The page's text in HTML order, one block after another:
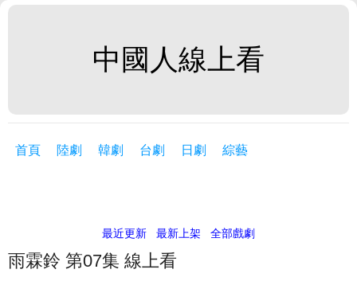
中國人線上看
首頁 陸劇 韓劇 台劇 日劇 綜藝
最近更新 最新上架 全部戲劇
雨霖鈴 第07集 線上看